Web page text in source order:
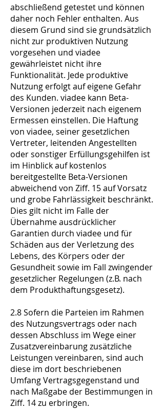
abschließend getestet und können
daher noch Fehler enthalten. Aus
diesem Grund sind sie grundsätzlich
nicht zur produktiven Nutzung
vorgesehen und viadee
gewährleistet nicht ihre
Funktionalität. Jede produktive
Nutzung erfolgt auf eigene Gefahr
des Kunden. viadee kann Beta-
Versionen jederzeit nach eigenem
Ermessen einstellen. Die Haftung
von viadee, seiner gesetzlichen
Vertreter, leitenden Angestellten
oder sonstiger Erfüllungsgehilfen ist
im Hinblick auf kostenlos
bereitgestellte Beta-Versionen
abweichend von Ziff. 15 auf Vorsatz
und grobe Fahrlässigkeit beschränkt.
Dies gilt nicht im Falle der
Übernahme ausdrücklicher
Garantien durch viadee und für
Schäden aus der Verletzung des
Lebens, des Körpers oder der
Gesundheit sowie im Fall zwingender
gesetzlicher Regelungen (z.B. nach
dem Produkthaftungsgesetz).
2.8 Sofern die Parteien im Rahmen
des Nutzungsvertrags oder nach
dessen Abschluss im Wege einer
Zusatzvereinbarung zusätzliche
Leistungen vereinbaren, sind auch
diese im dort beschriebenen
Umfang Vertragsgegenstand und
nach Maßgabe der Bestimmungen in
Ziff. 14 zu erbringen.